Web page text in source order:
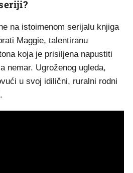
na istoimenom serijalu knjiga
Maggie, talentiranu
koja je prisiljena napustiti
nemar. Ugroženog ugleda,
u svoj idilični, ruralni rodni